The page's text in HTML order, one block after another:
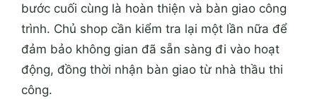
bước cuối cùng là hoàn thiện và bàn giao công
trình. Chủ shop cần kiểm tra lại một lần nữa để
đảm bảo không gian đã sẵn sàng đi vào hoạt
động, đồng thời nhận bàn giao từ nhà thầu thi
công.